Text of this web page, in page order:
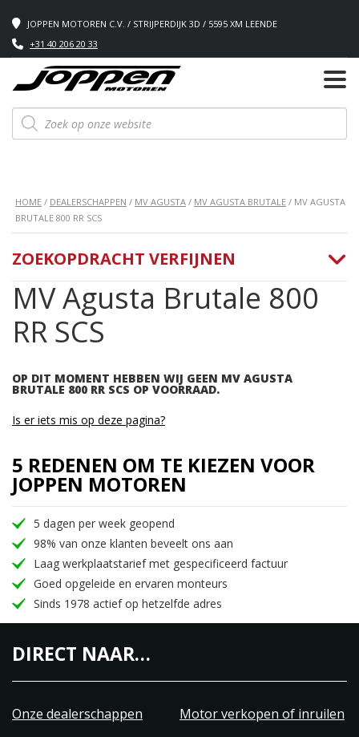
JOPPEN MOTOREN C.V. / STRIJPERDIJK 3D / 5595 XM LEENDE
+31 40 206 20 33
Producten
zoeken
HOME / DEALERSCHAPPEN / MV AGUSTA / MV AGUSTA BRUTALE / MV AGUSTA
BRUTALE 800 RR SCS
MV Agusta Brutale 800
RR SCS
OP DIT MOMENT HEBBEN WIJ GEEN MV AGUSTA
BRUTALE 800 RR SCS OP VOORRAAD.
ZOEKOPDRACHT VERFIJNEN
Is er iets mis op deze pagina?
5 REDENEN OM TE KIEZEN VOOR
JOPPEN MOTOREN
5 dagen per week geopend
98% van onze klanten beveelt ons aan
Laag werkplaatstarief met gespecificeerd factuur
Goed opgeleide en ervaren monteurs
Sinds 1978 actief op hetzelfde adres
DIRECT NAAR…
Onze dealerschappen
Motor verkopen of inruilen